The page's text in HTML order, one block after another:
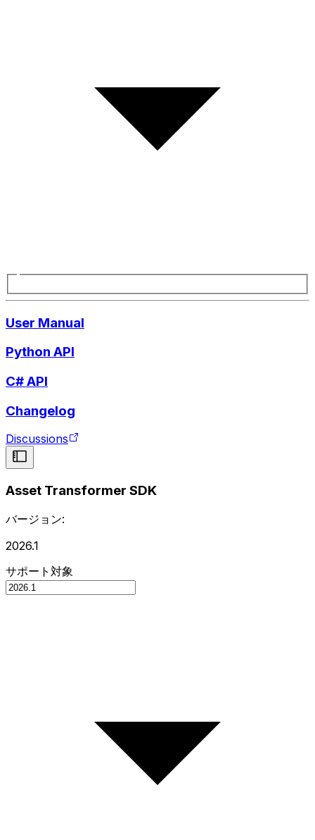
User Manual
Python API
C# API
Changelog
Discussions
Asset Transformer SDK
バージョン:
2026.1
サポート対象